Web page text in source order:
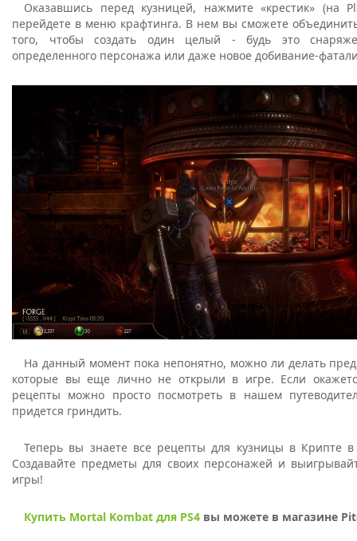
Оказавшись перед кузницей, нажмите «крестик» (на
перейдете в меню крафтинга. В нем вы сможете
того, чтобы создать один целый - будь это
определенного персонажа или даже новое добивание-
На данный момент пока непонятно, можно ли делать
которые вы еще лично не открыли в игре. Если
рецепты можно просто посмотреть в нашем
придется гриндить.
Теперь вы знаете все рецепты для кузницы в Крипте
Создавайте предметы для своих персонажей и
игры!
Купить Mortal Kombat для PS4 вы можете в магазине